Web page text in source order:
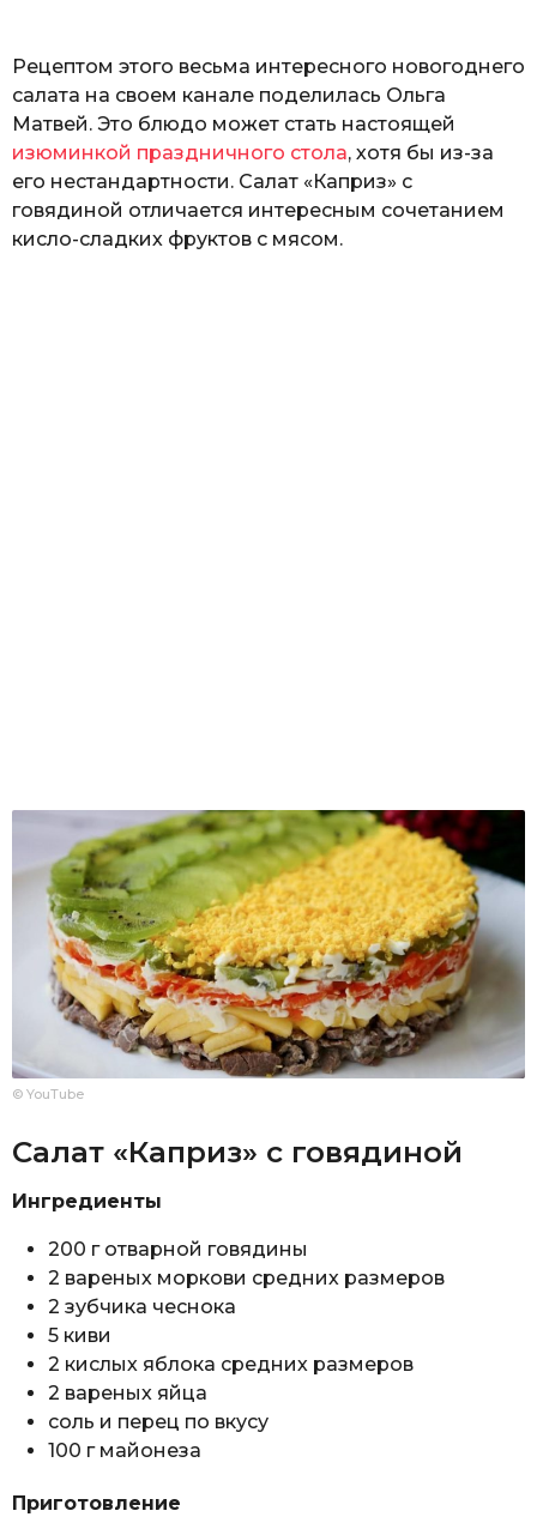
Рецептом этого весьма интересного новогоднего
салата на своем канале поделилась Ольга
Матвей. Это блюдо может стать настоящей
изюминкой праздничного стола, хотя бы из-за
его нестандартности. Салат «Каприз» с
говядиной отличается интересным сочетанием
кисло-сладких фруктов с мясом.
© YouTube
Салат «Каприз» с говядиной
Ингредиенты
200 г отварной говядины
2 вареных моркови средних размеров
2 зубчика чеснока
5 киви
2 кислых яблока средних размеров
2 вареных яйца
соль и перец по вкусу
100 г майонеза
Приготовление